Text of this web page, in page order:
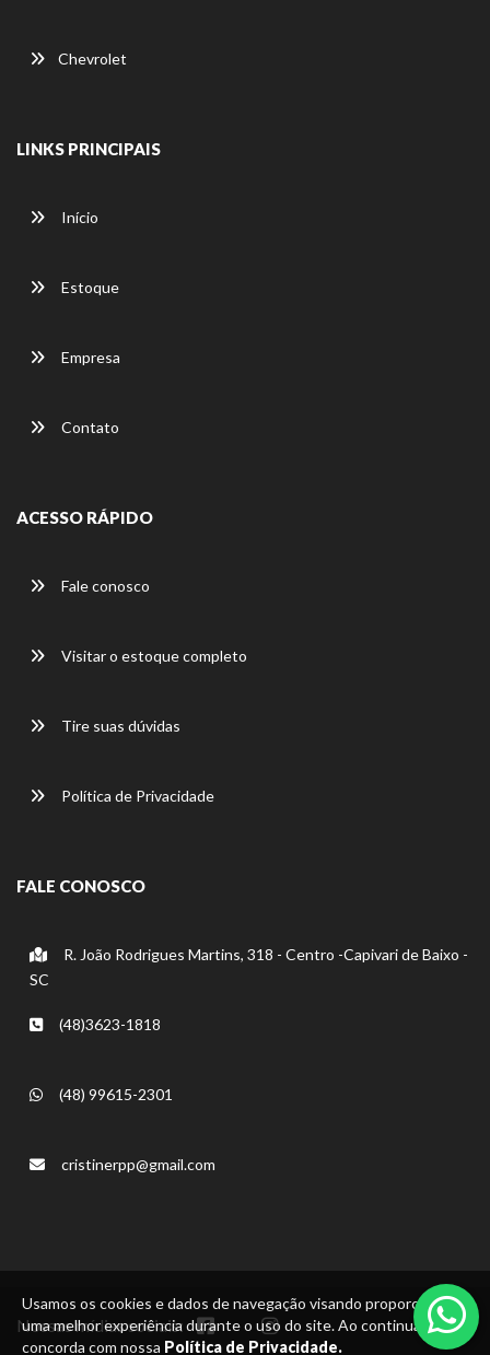
Usamos os cookies e dados de navegação visando proporcionar
uma melhor experiência durante o uso do site. Ao continuar, você
concorda com nossa Política de Privacidade.
Chevrolet
LINKS PRINCIPAIS
Início
Estoque
Empresa
Contato
ACESSO RÁPIDO
Fale conosco
Visitar o estoque completo
Tire suas dúvidas
Política de Privacidade
FALE CONOSCO
R. João Rodrigues Martins, 318 - Centro -Capivari de Baixo -
SC
(48)3623-1818
(48) 99615-2301
cristinerpp@gmail.com
Nossas mídias sociais: